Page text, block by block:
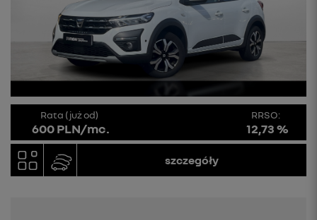
Rata (już od)
600 PLN/mc.
RRSO:
12,73 %
szczegóły